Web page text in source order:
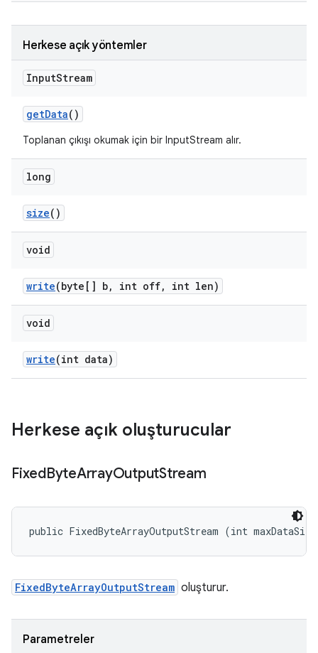
Herkese açık yöntemler
InputStream
getData()
Toplanan çıkışı okumak için bir InputStream alır.
long
size()
void
write(byte[] b, int off, int len)
void
write(int data)
Herkese açık oluşturucular
FixedByteArrayOutputStream
public FixedByteArrayOutputStream (int
FixedByteArrayOutputStream oluşturur.
Parametreler